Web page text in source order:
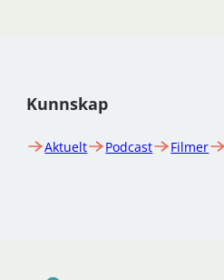
Kunnskap
Aktuelt Podcast Filmer